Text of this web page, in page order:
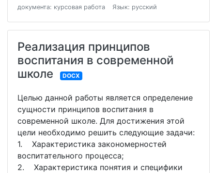
документа: курсовая работа
Язык: русский
Реализация принципов
воспитания в современной
школе
DOCX
Целью данной работы является определение
сущности принципов воспитания в
современной школе. Для достижения этой
цели необходимо решить следующие задачи:
1. Характеристика закономерностей
воспитательного процесса;
2. Характеристика понятия и специфики